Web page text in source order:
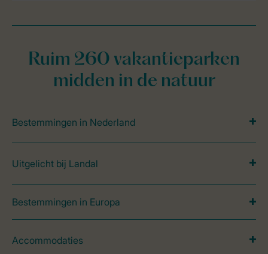
Ruim 260 vakantieparken
midden in de natuur
Bestemmingen in Nederland
Uitgelicht bij Landal
Bestemmingen in Europa
Accommodaties